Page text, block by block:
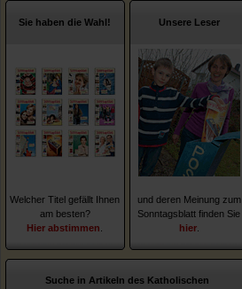
Sie haben die Wahl!
Welcher Titel gefällt Ihnen
am besten?
Hier abstimmen
Unsere Leser
und deren Meinung zum
Sonntagsblatt finden Sie
hier
Suche in Artikeln des Katholischen